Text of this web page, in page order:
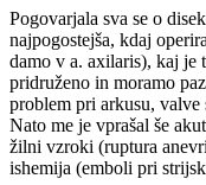
Pogovarjala sva se o
najpogostejša, kdaj
damo v a. axilaris), kaj je
pridruženo in moramo
problem pri arkusu,
Nato me je vprašal še
žilni vzroki (ruptura
ishemija (emboli pri